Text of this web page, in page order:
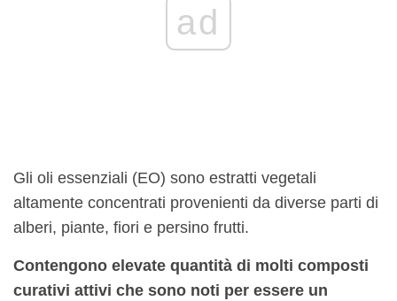
ad
Gli oli essenziali (EO) sono estratti vegetali
altamente concentrati provenienti da diverse parti di
alberi, piante, fiori e persino frutti.
Contengono elevate quantità di molti composti
curativi attivi che sono noti per essere un